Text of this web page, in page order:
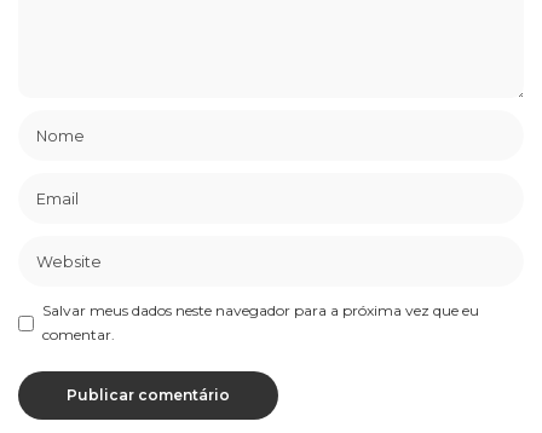
Salvar meus dados neste navegador para a próxima vez que eu
comentar.